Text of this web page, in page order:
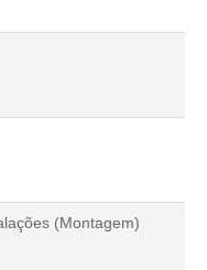
(Montagem)